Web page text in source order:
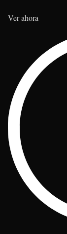
Ver ahora